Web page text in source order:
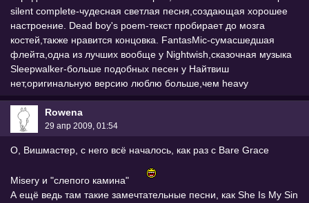
silent complete-чудесная светлая песня,создающая хорошее
настроение. Dead boy's poem-текст пробирает до мозга
костей,также нравится концовка. FantasMic-сумасшедшая
флейта,одна из лучших вообще у Nightwish,сказочная музыка
Sleepwalker-больше подобных песен у Найтвиш
нет,оригинальную версию люблю больше,чем heavy
Rowena
29 апр 2009, 01:54
О, Вишмастер, с него всё началось, как раз с Bare Grace
Misery и "слепого камина"
А ещё ведь там такие замечтательные песни, как She Is My Sin